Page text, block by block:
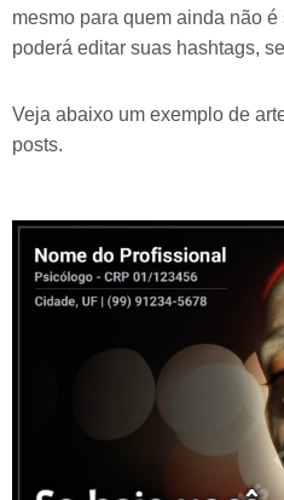
mesmo para quem ainda não
poderá editar suas hashtags,
Veja abaixo um exemplo de
posts.